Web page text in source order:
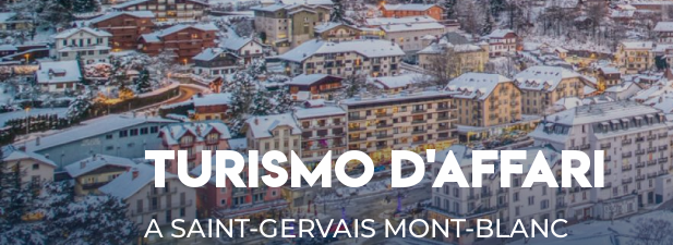
TURISMO D'AFFARI
A SAINT-GERVAIS MONT-BLANC